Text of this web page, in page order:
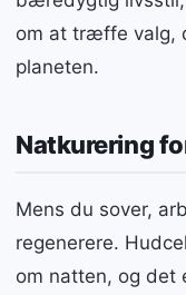
om at træffe valg,
planeten.
Natkurering
Mens du sover,
regenerere.
om natten, og det